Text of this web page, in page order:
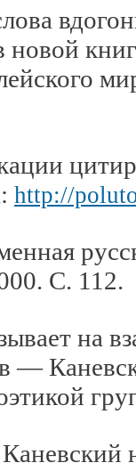
http://
С. 112.
на
—